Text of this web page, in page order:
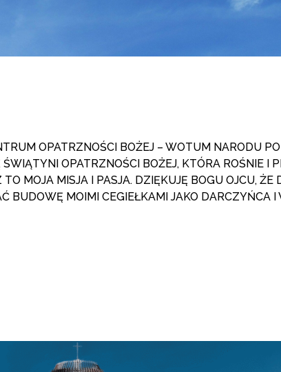
OPATRZNOŚCI BOŻEJ – WOTUM NARODU
OPATRZNOŚCI BOŻEJ, KTÓRA ROŚNIE I
MOJA MISJA I PASJA. DZIĘKUJĘ BOGU OJCU, ŻE
BUDOWĘ MOIMI CEGIEŁKAMI JAKO DARCZYŃCA